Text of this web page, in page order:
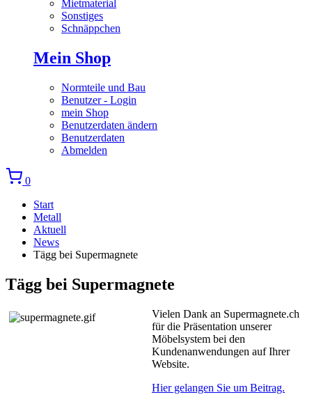
Mietmaterial
Sonstiges
Schnäppchen
Mein Shop
Normteile und Bau
Benutzer - Login
mein Shop
Benutzerdaten ändern
Benutzerdaten
Abmelden
0
Start
Metall
Aktuell
News
Tägg bei Supermagnete
Tägg bei Supermagnete
Vielen Dank an Supermagnete.ch
für die Präsentation unserer
Möbelsystem bei den
Kundenanwendungen auf Ihrer
Website.
Hier gelangen Sie um Beitrag.